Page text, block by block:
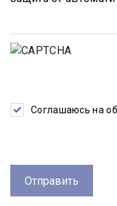
Соглашаюсь на